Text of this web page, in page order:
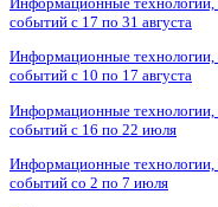
событий с 17 по 31 августа
Информационные технологии,
событий с 10 по 17 августа
Информационные технологии,
событий с 16 по 22 июля
Информационные технологии,
событий со 2 по 7 июля